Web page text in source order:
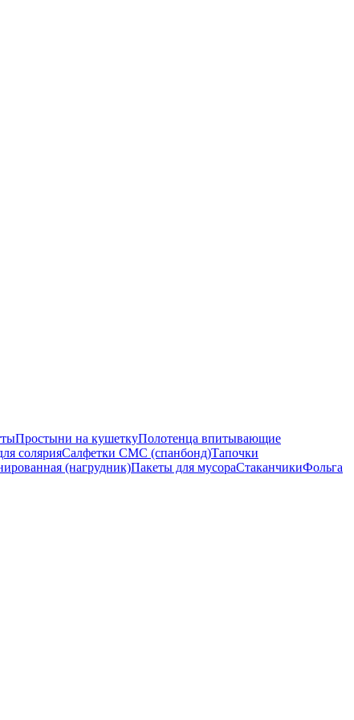
Простыни на кушеткуПолотенца впитывающие
солярияСалфетки СМС (спанбонд)Тапочки
(нагрудник)Пакеты для мусораСтаканчикиФольга